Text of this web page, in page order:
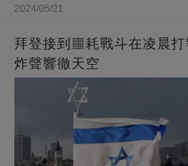
2024/05/21
拜登接到噩耗戰斗在凌晨
炸聲響徹天空